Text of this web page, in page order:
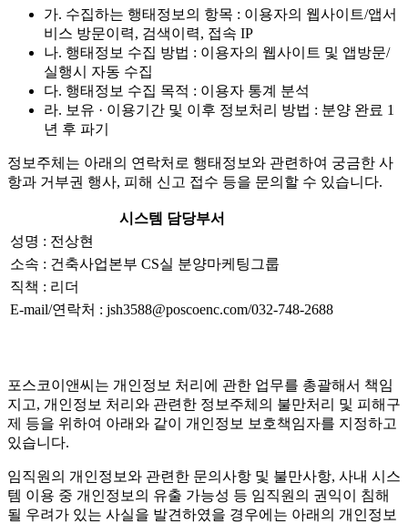
가. 수집하는 행태정보의 항목 : 이용자의 웹사이트/앱서
비스 방문이력, 검색이력, 접속 IP
나. 행태정보 수집 방법 : 이용자의 웹사이트 및 앱방문/
실행시 자동 수집
다. 행태정보 수집 목적 : 이용자 통계 분석
라. 보유 · 이용기간 및 이후 정보처리 방법 : 분양 완료 1
년 후 파기
정보주체는 아래의 연락처로 행태정보와 관련하여 궁금한 사
항과 거부권 행사, 피해 신고 접수 등을 문의할 수 있습니다.
시스템 담당부서
성명 : 전상현
소속 : 건축사업본부 CS실 분양마케팅그룹
직책 : 리더
E-mail/연락처 : jsh3588@poscoenc.com/032-748-2688
포스코이앤씨는 개인정보 처리에 관한 업무를 총괄해서 책임
지고, 개인정보 처리와 관련한 정보주체의 불만처리 및 피해구
제 등을 위하여 아래와 같이 개인정보 보호책임자를 지정하고
있습니다.
임직원의 개인정보와 관련한 문의사항 및 불만사항, 사내 시스
템 이용 중 개인정보의 유출 가능성 등 임직원의 권익이 침해
될 우려가 있는 사실을 발견하였을 경우에는 아래의 개인정보